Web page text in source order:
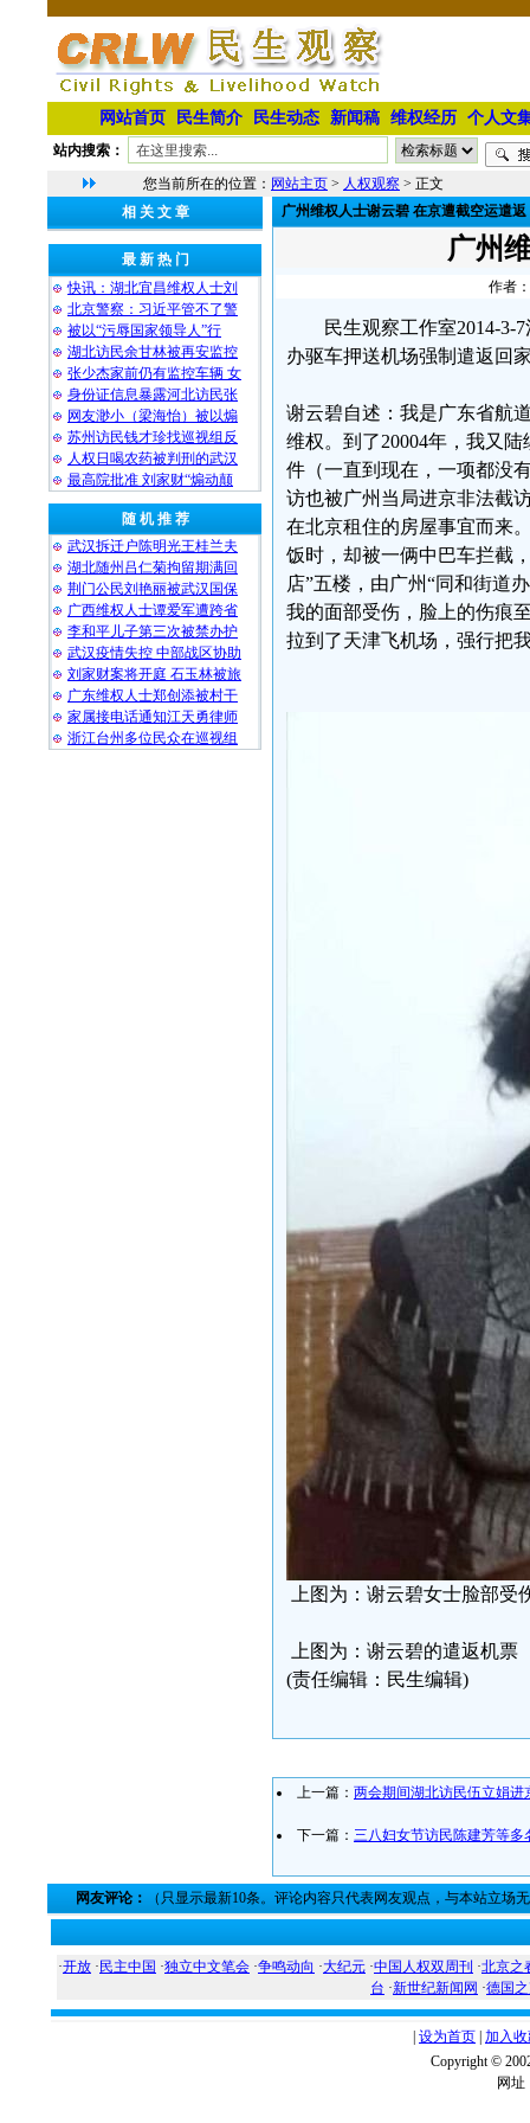
网站首页 民生简介 民生动态 新闻稿 维权经历 个人文
站内搜索：
您当前所在的位置： 网站主页 > 人权观察 > 正文
相 关 文 章
最 新 热 门
快讯：湖北宜昌维权人士刘
北京警察：习近平管不了警
被以“污辱国家领导人”行
湖北访民余甘林被再安监控
张少杰家前仍有监控车辆 女
身份证信息暴露河北访民张
网友渺小（梁海怡）被以煽
苏州访民钱才珍找巡视组反
人权日喝农药被判刑的武汉
最高院批准 刘家财“煽动颠
随 机 推 荐
武汉拆迁户陈明光王桂兰夫
湖北随州吕仁菊拘留期满回
荆门公民刘艳丽被武汉国保
广西维权人士谭爱军遭跨省
李和平儿子第三次被禁办护
武汉疫情失控 中部战区协助
刘家财案将开庭 石玉林被旅
广东维权人士郑创添被村干
家属接电话通知江天勇律师
浙江台州多位民众在巡视组
广州维权人士谢云碧 在京遭截空运遣返
广州
作者
民生观察工作室2014-3-
办驱车押送机场强制遣返回
谢云碧自述：我是广东省航
维权。到了20004年，我又
件（一直到现在，一项都没
访也被广州当局进京非法截
在北京租住的房屋事宜而来
饭时，却被一俩中巴车拦截
店”五楼，由广州“同和街道
我的面部受伤，脸上的伤痕
拉到了天津飞机场，强行把
上图为：谢云碧女士脸部受
上图为：谢云碧的遣返机票
(责任编辑：民生编辑)
上一篇： 两会期间湖北访民伍立娟进
下一篇： 三八妇女节访民陈建芳等
网友评论： （只显示最新10条。评论内容只代表网友观点，与本站立场
·开放 · 民主中国 ·独立中文笔会 ·争鸣动向 ·大纪元 ·中国人权双周刊 ·北京之
台 ·新世纪新闻网 ·德国
设为首页 加入
Copyright ©
网址